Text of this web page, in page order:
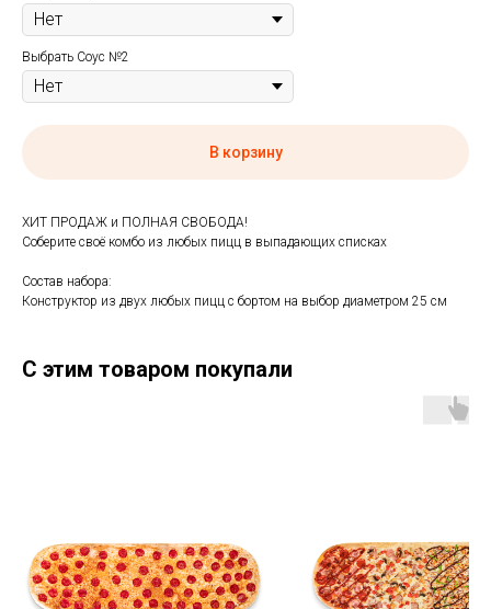
Выбрать Соус №2
В корзину
ХИТ ПРОДАЖ и ПОЛНАЯ СВОБОДА!
Соберите своё комбо из любых пицц в выпадающих списках
Состав набора:
Конструктор из двух любых пицц с бортом на выбор диаметром 25 см
С этим товаром покупали